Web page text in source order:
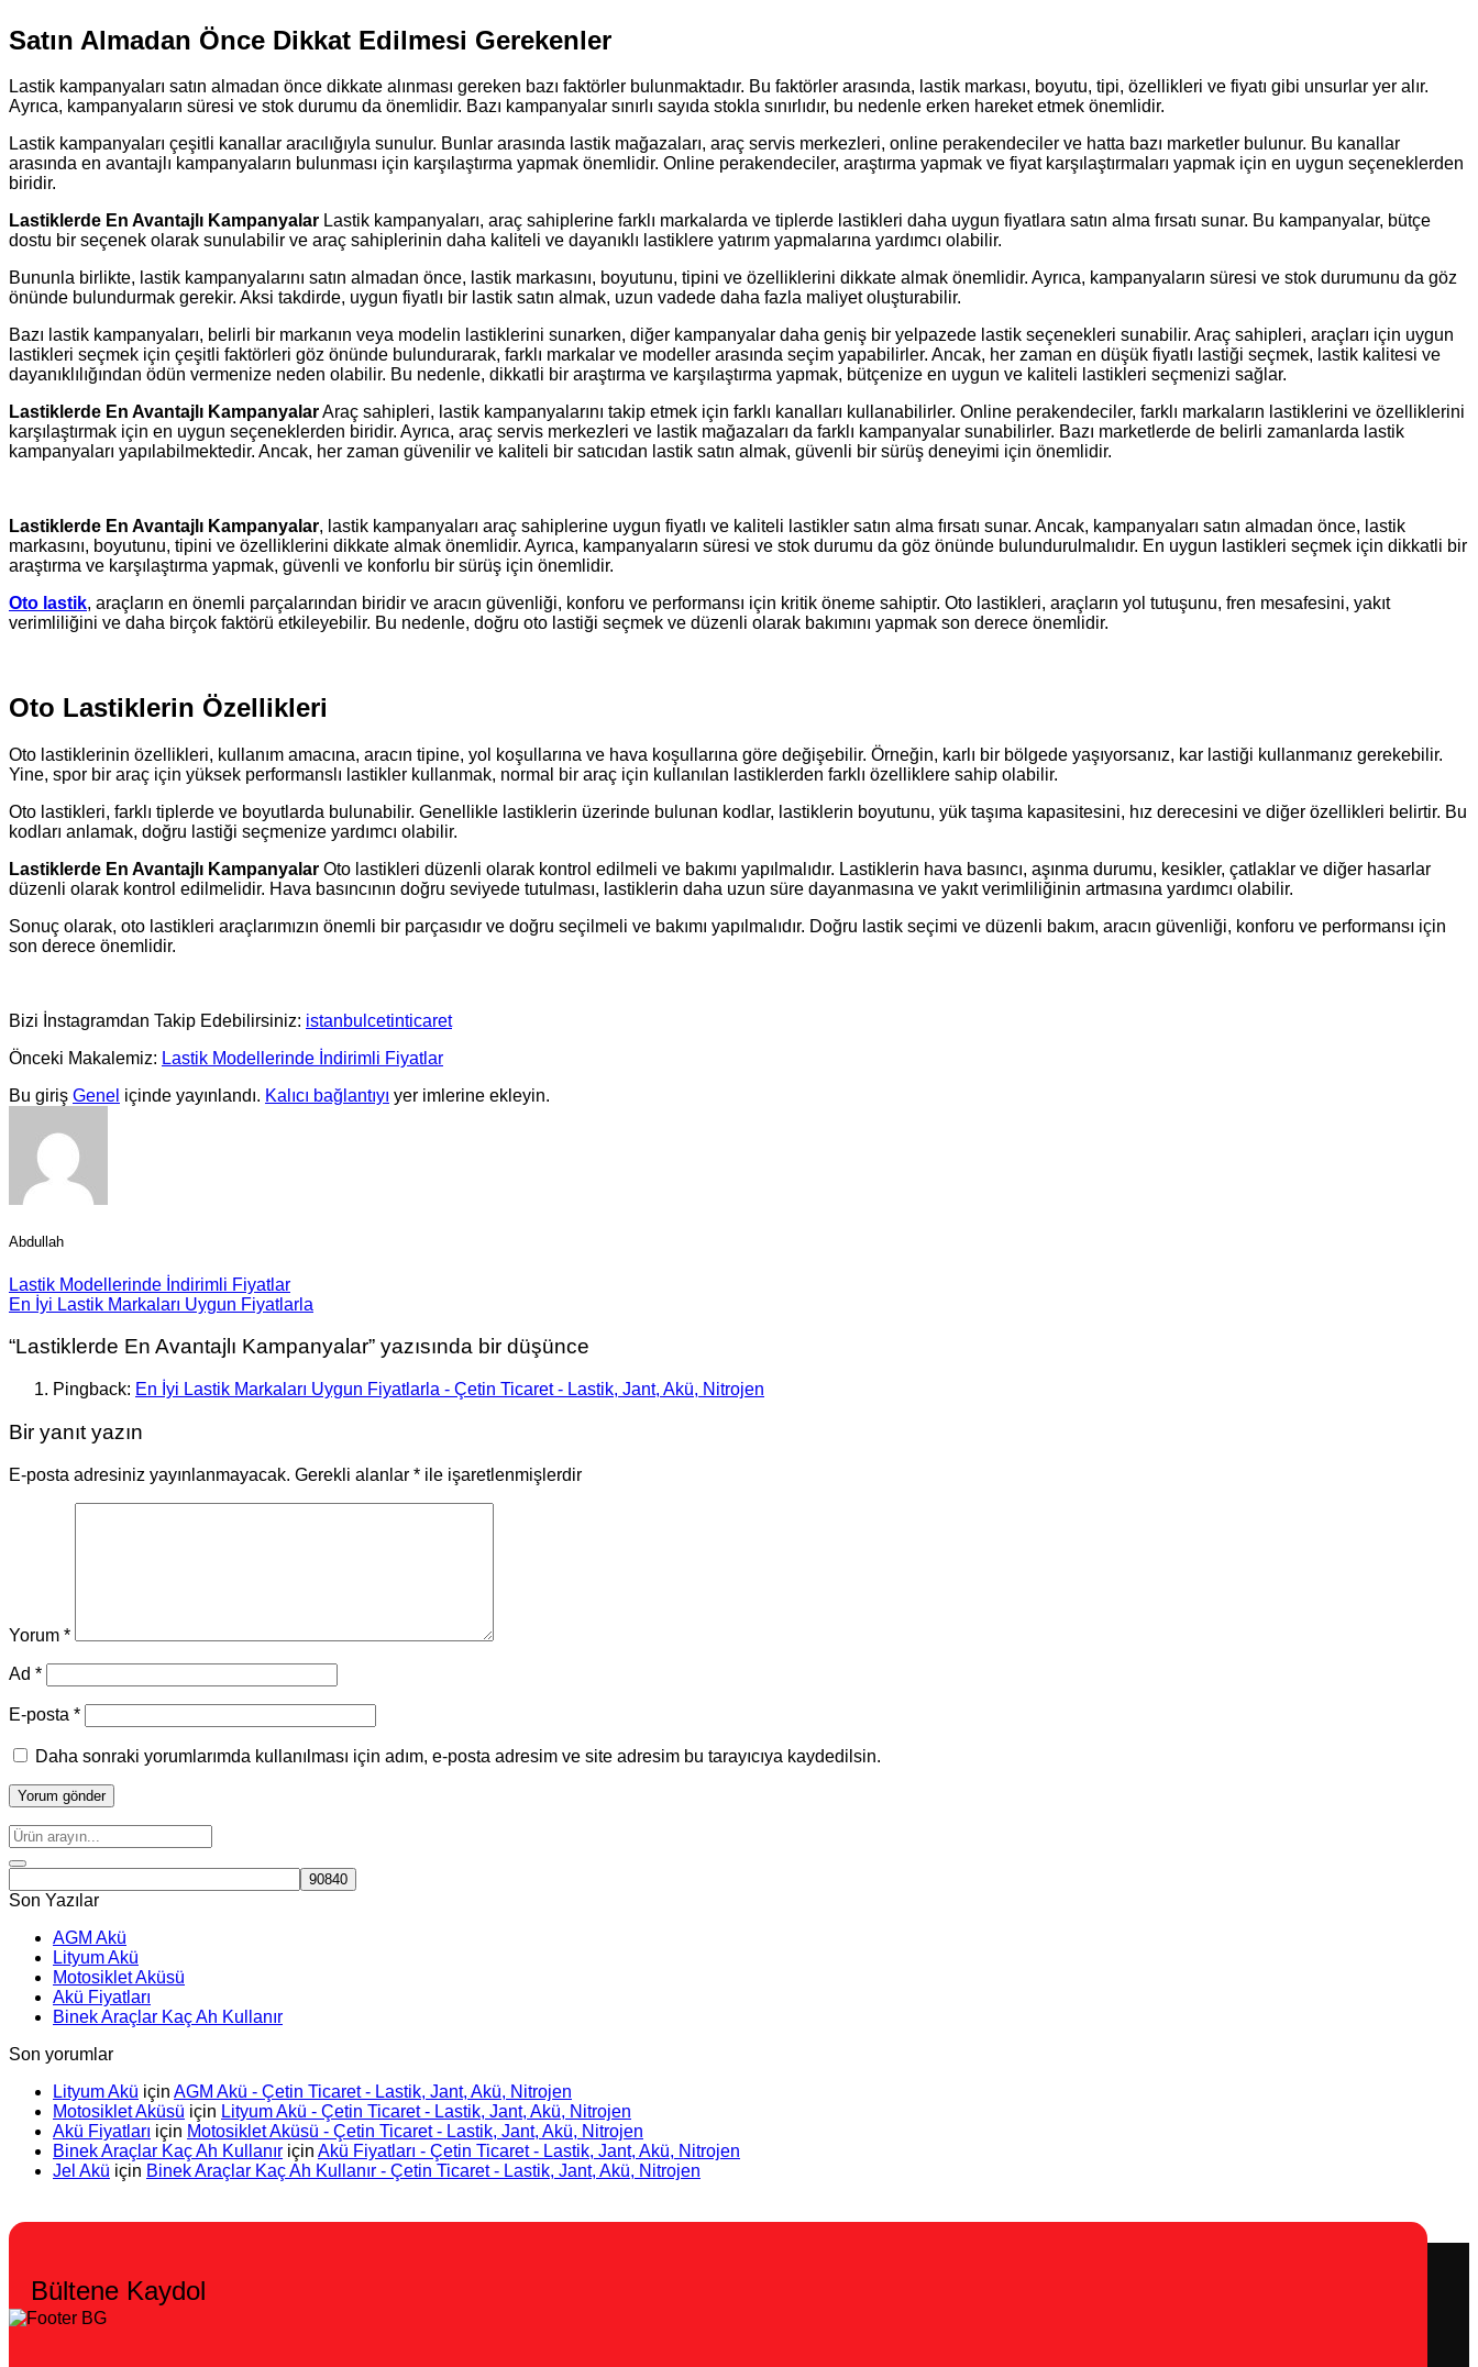
Satın Almadan Önce Dikkat Edilmesi Gerekenler
Lastik kampanyaları satın almadan önce dikkate alınması gereken bazı faktörler bulunmaktadır. Bu faktörler arasında, lastik markası, boyutu, tipi, özellikleri ve fiyatı gibi unsurlar yer alır.
Ayrıca, kampanyaların süresi ve stok durumu da önemlidir. Bazı kampanyalar sınırlı sayıda stokla sınırlıdır, bu nedenle erken hareket etmek önemlidir.
Lastik kampanyaları çeşitli kanallar aracılığıyla sunulur. Bunlar arasında lastik mağazaları, araç servis merkezleri, online perakendeciler ve hatta bazı marketler bulunur. Bu kanallar
arasında en avantajlı kampanyaların bulunması için karşılaştırma yapmak önemlidir. Online perakendeciler, araştırma yapmak ve fiyat karşılaştırmaları yapmak için en uygun seçeneklerden
biridir.
Lastiklerde En Avantajlı Kampanyalar Lastik kampanyaları, araç sahiplerine farklı markalarda ve tiplerde lastikleri daha uygun fiyatlara satın alma fırsatı sunar. Bu kampanyalar, bütçe
dostu bir seçenek olarak sunulabilir ve araç sahiplerinin daha kaliteli ve dayanıklı lastiklere yatırım yapmalarına yardımcı olabilir.
Bununla birlikte, lastik kampanyalarını satın almadan önce, lastik markasını, boyutunu, tipini ve özelliklerini dikkate almak önemlidir. Ayrıca, kampanyaların süresi ve stok durumunu da göz
önünde bulundurmak gerekir. Aksi takdirde, uygun fiyatlı bir lastik satın almak, uzun vadede daha fazla maliyet oluşturabilir.
Bazı lastik kampanyaları, belirli bir markanın veya modelin lastiklerini sunarken, diğer kampanyalar daha geniş bir yelpazede lastik seçenekleri sunabilir. Araç sahipleri, araçları için uygun
lastikleri seçmek için çeşitli faktörleri göz önünde bulundurarak, farklı markalar ve modeller arasında seçim yapabilirler. Ancak, her zaman en düşük fiyatlı lastiği seçmek, lastik kalitesi ve
dayanıklılığından ödün vermenize neden olabilir. Bu nedenle, dikkatli bir araştırma ve karşılaştırma yapmak, bütçenize en uygun ve kaliteli lastikleri seçmenizi sağlar.
Lastiklerde En Avantajlı KampanyalarAraç sahipleri, lastik kampanyalarını takip etmek için farklı kanalları kullanabilirler. Online perakendeciler, farklı markaların lastiklerini ve özelliklerini
karşılaştırmak için en uygun seçeneklerden biridir. Ayrıca, araç servis merkezleri ve lastik mağazaları da farklı kampanyalar sunabilirler. Bazı marketlerde de belirli zamanlarda lastik
kampanyaları yapılabilmektedir. Ancak, her zaman güvenilir ve kaliteli bir satıcıdan lastik satın almak, güvenli bir sürüş deneyimi için önemlidir.
Lastiklerde En Avantajlı Kampanyalar, lastik kampanyaları araç sahiplerine uygun fiyatlı ve kaliteli lastikler satın alma fırsatı sunar. Ancak, kampanyaları satın almadan önce, lastik
markasını, boyutunu, tipini ve özelliklerini dikkate almak önemlidir. Ayrıca, kampanyaların süresi ve stok durumu da göz önünde bulundurulmalıdır. En uygun lastikleri seçmek için dikkatli bir
araştırma ve karşılaştırma yapmak, güvenli ve konforlu bir sürüş için önemlidir.
Oto lastik, araçların en önemli parçalarından biridir ve aracın güvenliği, konforu ve performansı için kritik öneme sahiptir. Oto lastikleri, araçların yol tutuşunu, fren mesafesini, yakıt
verimliliğini ve daha birçok faktörü etkileyebilir. Bu nedenle, doğru oto lastiği seçmek ve düzenli olarak bakımını yapmak son derece önemlidir.
Oto Lastiklerin Özellikleri
Oto lastiklerinin özellikleri, kullanım amacına, aracın tipine, yol koşullarına ve hava koşullarına göre değişebilir. Örneğin, karlı bir bölgede yaşıyorsanız, kar lastiği kullanmanız gerekebilir.
Yine, spor bir araç için yüksek performanslı lastikler kullanmak, normal bir araç için kullanılan lastiklerden farklı özelliklere sahip olabilir.
Oto lastikleri, farklı tiplerde ve boyutlarda bulunabilir. Genellikle lastiklerin üzerinde bulunan kodlar, lastiklerin boyutunu, yük taşıma kapasitesini, hız derecesini ve diğer özellikleri belirtir. Bu
kodları anlamak, doğru lastiği seçmenize yardımcı olabilir.
Lastiklerde En Avantajlı Kampanyalar Oto lastikleri düzenli olarak kontrol edilmeli ve bakımı yapılmalıdır. Lastiklerin hava basıncı, aşınma durumu, kesikler, çatlaklar ve diğer hasarlar
düzenli olarak kontrol edilmelidir. Hava basıncının doğru seviyede tutulması, lastiklerin daha uzun süre dayanmasına ve yakıt verimliliğinin artmasına yardımcı olabilir.
Sonuç olarak, oto lastikleri araçlarımızın önemli bir parçasıdır ve doğru seçilmeli ve bakımı yapılmalıdır. Doğru lastik seçimi ve düzenli bakım, aracın güvenliği, konforu ve performansı için
son derece önemlidir.
Bizi İnstagramdan Takip Edebilirsiniz: istanbulcetinticaret
Önceki Makalemiz: Lastik Modellerinde İndirimli Fiyatlar
Bu giriş Genel içinde yayınlandı. Kalıcı bağlantıyı yer imlerine ekleyin.
Abdullah
Lastik Modellerinde İndirimli Fiyatlar
En İyi Lastik Markaları Uygun Fiyatlarla
“Lastiklerde En Avantajlı Kampanyalar” yazısında bir düşünce
Pingback: En İyi Lastik Markaları Uygun Fiyatlarla - Çetin Ticaret - Lastik, Jant, Akü, Nitrojen
Bir yanıt yazın
E-posta adresiniz yayınlanmayacak. Gerekli alanlar * ile işaretlenmişlerdir
Yorum *
Ad *
E-posta *
Daha sonraki yorumlarımda kullanılması için adım, e-posta adresim ve site adresim bu tarayıcıya kaydedilsin.
Son Yazılar
AGM Akü
Lityum Akü
Motosiklet Aküsü
Akü Fiyatları
Binek Araçlar Kaç Ah Kullanır
Son yorumlar
Lityum Akü için AGM Akü - Çetin Ticaret - Lastik, Jant, Akü, Nitrojen
Motosiklet Aküsü için Lityum Akü - Çetin Ticaret - Lastik, Jant, Akü, Nitrojen
Akü Fiyatları için Motosiklet Aküsü - Çetin Ticaret - Lastik, Jant, Akü, Nitrojen
Binek Araçlar Kaç Ah Kullanır için Akü Fiyatları - Çetin Ticaret - Lastik, Jant, Akü, Nitrojen
Jel Akü için Binek Araçlar Kaç Ah Kullanır - Çetin Ticaret - Lastik, Jant, Akü, Nitrojen
Bültene Kaydol